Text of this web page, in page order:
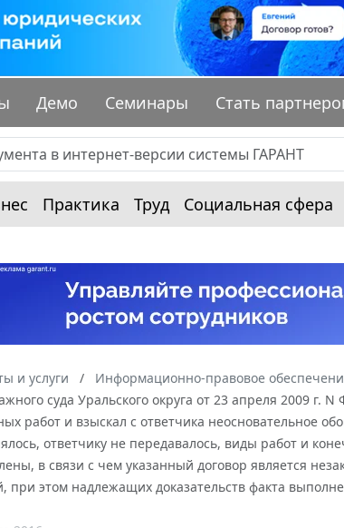
Демо Семинары Стать
Практика Труд Социальная сфера
и услуги Информационно-правовое
суда Уральского округа от 23 апреля 2009
работ и взыскал с ответчика неосновательное
ответчику не передавалось, виды работ и
в связи с чем указанный договор является
при этом надлежащих доказательств факта